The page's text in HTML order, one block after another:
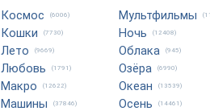
Космос (6006)
Кошки (7730)
Лето (9669)
Любовь (1791)
Макро (12622)
Машины (37846)
Мультфильмы
Ночь (12408)
Облака (945)
Озёра (6990)
Океан (13539)
Осень (14461)